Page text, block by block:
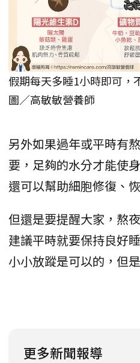
假期每天多睡1小時即可，
圖／高敏敏營養師
另外如果過年或平時有
要，足夠的水分才能使
還可以幫助細胞修復、
但還是要提醒大家，熬
建議平時就要保持良好
小小放蹤是可以的，但
更多新聞報導